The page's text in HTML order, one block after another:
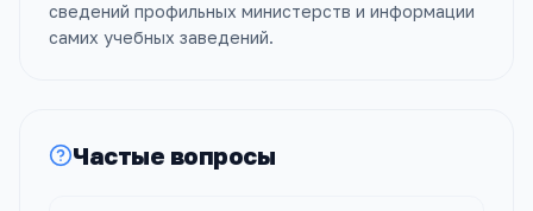
сведений профильных министерств и информации
самих учебных заведений.
Частые вопросы